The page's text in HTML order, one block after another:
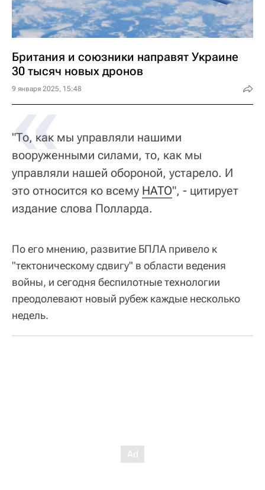
Британия и союзники направят Украине
30 тысяч новых дронов
9 января 2025, 15:48
«
"То, как мы управляли нашими
вооруженными силами, то, как мы
управляли нашей обороной, устарело. И
это относится ко всему НАТО", - цитирует
издание слова Полларда.
По его мнению, развитие БПЛА привело к
"тектоническому сдвигу" в области ведения
войны, и сегодня беспилотные технологии
преодолевают новый рубеж каждые несколько
недель.